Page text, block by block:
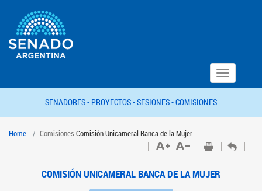
Toggle
navigation
SENADORES - PROYECTOS -SESIONES -COMISIONES
Home Comisiones Comisión Unicameral Banca de la Mujer
COMISIÓN UNICAMERAL BANCA DE LA MUJER